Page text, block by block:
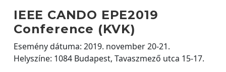
IEEE CANDO EPE2019
Conference (KVK)
Esemény dátuma: 2019. november 20-21.
Helyszíne: 1084 Budapest, Tavaszmező utca 15-17.